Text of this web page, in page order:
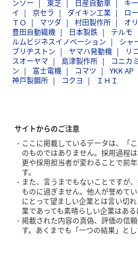
ンソー
東芝 日産自動車 キ
イ
京セラ ダイキン工業 ロ
ＴＯ
マツダ 村田製作所 オ
豊田自動織機
日本製鉄 テルモ
ルムビジネスイノベーション
シャ
ブリヂストン
ヤマハ発動機 リ
スオーヤマ
島津製作所 コニカ
ン
富士電機 コマツ YKK AP
神戸製鋼所
コクヨ ＩＨＩ
サイトからのご注意
ここに掲載しているデータは、「
のものではありません。採用過程
更や採用担当者が変わることで前
す。
また、言うまでもないことですが
ものに過ぎません。他人が誉めて
にとって望ましい企業とは言い切
業であっても素晴らしい企業はある
掲載された内容の真偽、評価の信
す。あくまでも「一つの結果」と